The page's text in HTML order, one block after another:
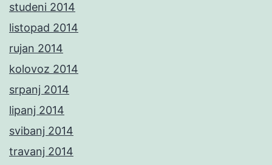
studeni 2014
listopad 2014
rujan 2014
kolovoz 2014
srpanj 2014
lipanj 2014
svibanj 2014
travanj 2014